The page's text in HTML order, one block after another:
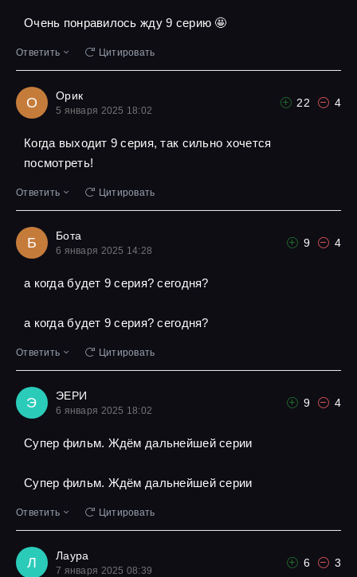
Очень понравилось жду 9 серию 🤩
Ответить Цитировать
О Орик
5 января 2025 18:02
22 4
Когда выходит 9 серия, так сильно хочется
посмотреть!
Ответить Цитировать
Б Бота
6 января 2025 14:28
9 4
а когда будет 9 серия? сегодня?
а когда будет 9 серия? сегодня?
Ответить Цитировать
Э ЭЕРИ
6 января 2025 18:02
9 4
Супер фильм. Ждём дальнейшей серии
Супер фильм. Ждём дальнейшей серии
Ответить Цитировать
Л Лаура
7 января 2025 08:39
6 3